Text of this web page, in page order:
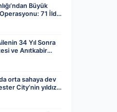
Büyük
71 İlde
34 Yıl Sonra
ve Anıtkabir
Oldu
orta sahaya dev
City’nin yıldızı